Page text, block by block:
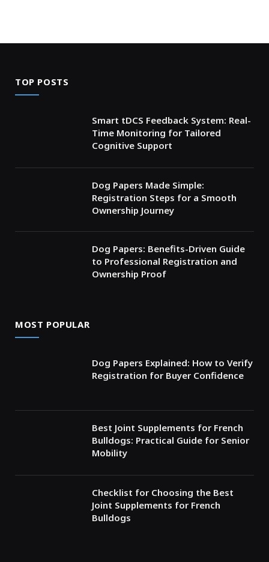
TOP POSTS
Smart tDCS Feedback System: Real-
Time Monitoring for Tailored
Cognitive Support
Dog Papers Made Simple:
Registration Steps for a Smooth
Ownership Journey
Dog Papers: Benefits-Driven Guide
to Professional Registration and
Ownership Proof
MOST POPULAR
Dog Papers Explained: How to Verify
Registration for Buyer Confidence
Best Joint Supplements for French
Bulldogs: Practical Guide for Senior
Mobility
Checklist for Choosing the Best
Joint Supplements for French
Bulldogs